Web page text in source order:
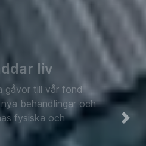
liv
gåvor till vår fond
behandlingar och
fysiska och